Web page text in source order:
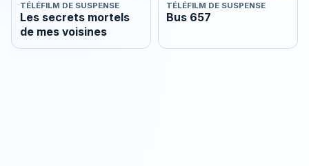
TÉLÉFILM DE SUSPENSE
Les secrets mortels
de mes voisines
TÉLÉFILM DE SUSPENSE
Bus 657